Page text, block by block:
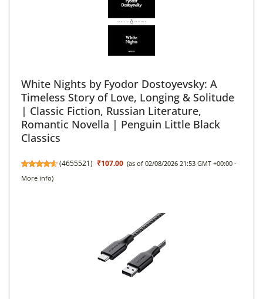
White Nights by Fyodor Dostoyevsky: A
Timeless Story of Love, Longing & Solitude
| Classic Fiction, Russian Literature,
Romantic Novella | Penguin Little Black
Classics
(4655521) ₹107.00 (as of 02/08/2026 21:53 GMT +00:00 -
More info)